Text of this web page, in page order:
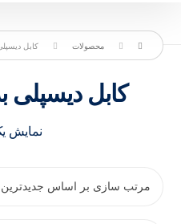
محصولات کابل
کابل دیسپلی
نمایش